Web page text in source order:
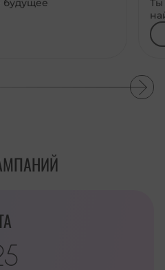
будущее
Ты